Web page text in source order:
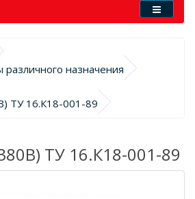
назначения
ТУ 16.К18-001-89
ТУ 16.К18-001-89